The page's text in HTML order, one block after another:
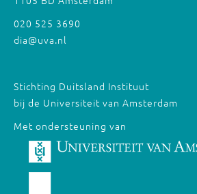
020 525 3690
dia@uva.nl
Stichting Duitsland Instituut
bij de Universiteit van Amsterdam
Met ondersteuning van